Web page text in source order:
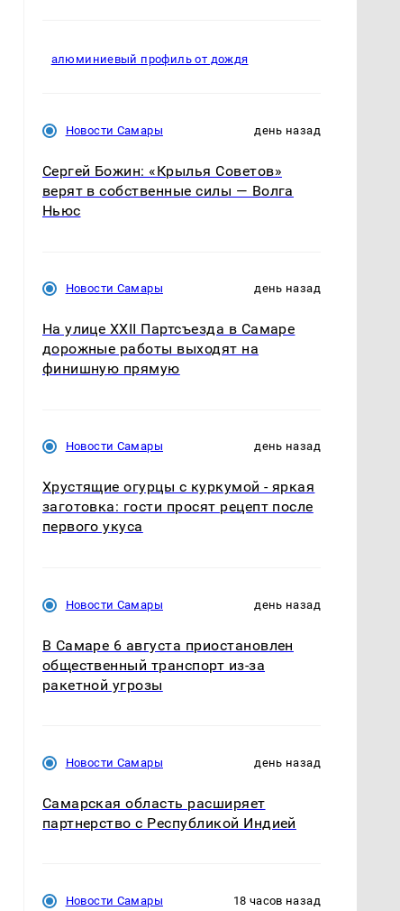
алюминиевый профиль от дождя
Новости Самары день назад
Сергей Божин: «Крылья Советов»
верят в собственные силы — Волга
Ньюс
Новости Самары день назад
На улице XXII Партсъезда в Самаре
дорожные работы выходят на
финишную прямую
Новости Самары день назад
Хрустящие огурцы с куркумой - яркая
заготовка: гости просят рецепт после
первого укуса
Новости Самары день назад
В Самаре 6 августа приостановлен
общественный транспорт из-за
ракетной угрозы
Новости Самары день назад
Самарская область расширяет
партнерство с Республикой Индией
Новости Самары 18 часов назад